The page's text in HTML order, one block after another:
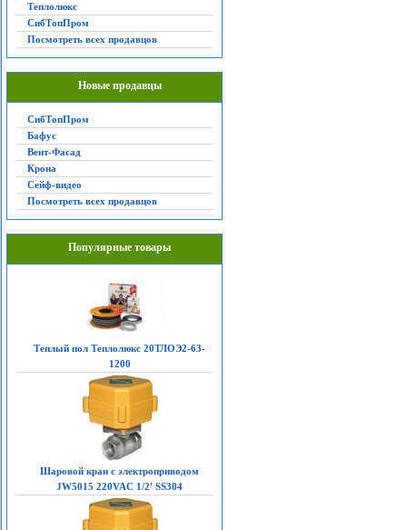
Теплолюкс
СибТопПром
Посмотреть всех продавцов
Новые продавцы
СибТопПром
Бафус
Вент-Фасад
Крона
Сейф-видео
Посмотреть всех продавцов
Популярные товары
Теплый пол Теплолюкс 20ТЛОЭ2-63-
1200
Шаровой кран с электроприводом
JW5015 220VAC 1/2' SS304